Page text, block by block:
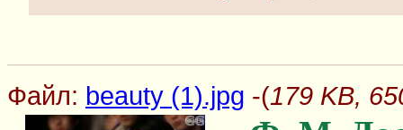
Файл: beauty (1).jpg -(179 KB,